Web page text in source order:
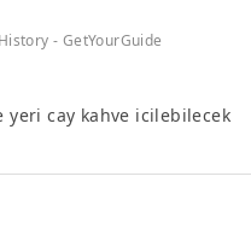
- GetYourGuide
cay kahve icilebilecek